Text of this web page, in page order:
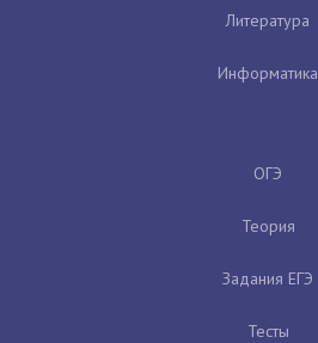
Литература
Информатика
ОГЭ
Теория
Задания ЕГЭ
Тесты